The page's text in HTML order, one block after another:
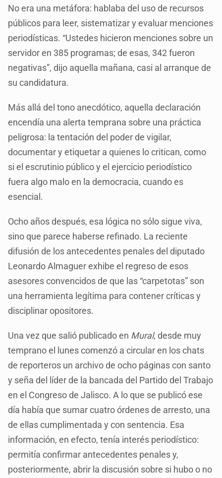
No era una metáfora: hablaba del uso de recursos
públicos para leer, sistematizar y evaluar menciones
periodísticas. “Ustedes hicieron menciones sobre un
servidor en 385 programas; de esas, 342 fueron
negativas”, dijo aquella mañana, casi al arranque de
su candidatura.
Más allá del tono anecdótico, aquella declaración
encendía una alerta temprana sobre una práctica
peligrosa: la tentación del poder de vigilar,
documentar y etiquetar a quienes lo critican, como
si el escrutinio público y el ejercicio periodístico
fuera algo malo en la democracia, cuando es
esencial.
Ocho años después, esa lógica no sólo sigue viva,
sino que parece haberse refinado. La reciente
difusión de los antecedentes penales del diputado
Leonardo Almaguer exhibe el regreso de esos
asesores convencidos de que las “carpetotas” son
una herramienta legítima para contener críticas y
disciplinar opositores.
Una vez que salió publicado en Mural, desde muy
temprano el lunes comenzó a circular en los chats
de reporteros un archivo de ocho páginas con santo
y seña del líder de la bancada del Partido del Trabajo
en el Congreso de Jalisco. A lo que se publicó ese
día había que sumar cuatro órdenes de arresto, una
de ellas cumplimentada y con sentencia. Esa
información, en efecto, tenía interés periodístico:
permitía confirmar antecedentes penales y,
posteriormente, abrir la discusión sobre si hubo o no